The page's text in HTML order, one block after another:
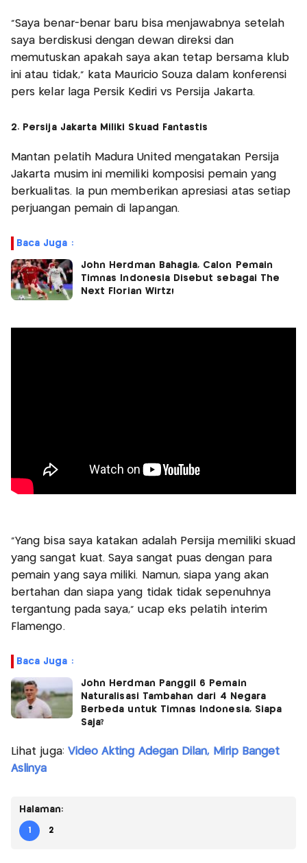
"Saya benar-benar baru bisa menjawabnya setelah
saya berdiskusi dengan dewan direksi dan
memutuskan apakah saya akan tetap bersama klub
ini atau tidak," kata Mauricio Souza dalam konferensi
pers kelar laga Persik Kediri vs Persija Jakarta.
2. Persija Jakarta Miliki Skuad Fantastis
Mantan pelatih Madura United mengatakan Persija
Jakarta musim ini memiliki komposisi pemain yang
berkualitas. Ia pun memberikan apresiasi atas setiap
perjuangan pemain di lapangan.
Baca Juga :
John Herdman Bahagia, Calon Pemain
Timnas Indonesia Disebut sebagai The
Next Florian Wirtz!
"Yang bisa saya katakan adalah Persija memiliki skuad
yang sangat kuat. Saya sangat puas dengan para
pemain yang saya miliki. Namun, siapa yang akan
bertahan dan siapa yang tidak tidak sepenuhnya
tergantung pada saya," ucap eks pelatih interim
Flamengo.
Baca Juga :
John Herdman Panggil 6 Pemain
Naturalisasi Tambahan dari 4 Negara
Berbeda untuk Timnas Indonesia, Siapa
Saja?
Lihat juga: Video Akting Adegan Dilan, Mirip Banget
Aslinya
Halaman:
1 2